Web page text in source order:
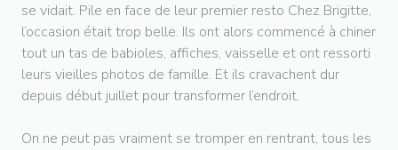
se vidait. Pile en face de leur premier resto Chez Brigitte,
l’occasion était trop belle. Ils ont alors commencé à chiner
tout un tas de babioles, affiches, vaisselle et ont ressorti
leurs vieilles photos de famille. Et ils cravachent dur
depuis début juillet pour transformer l’endroit.
On ne peut pas vraiment se tromper en rentrant, tous les